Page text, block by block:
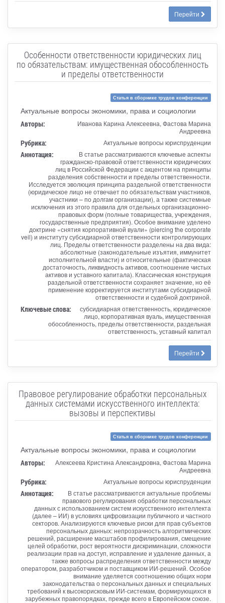
Перейти
Особенности ответственности юридических лиц
по обязательствам: имущественная обособленность
и пределы ответственности
Статья в сборнике трудов конференции
Актуальные вопросы экономики, права и социологии
Авторы:
Иванова Карина Алексеевна, Фастова Марина
Андреевна
Рубрика: Актуальные вопросы юриспруденции
Аннотация:
В статье рассматриваются ключевые аспекты
гражданско-правовой ответственности юридических
лиц в Российской Федерации с акцентом на принципы
разделения собственности и пределы ответственности.
Исследуется эволюция принципа раздельной ответственности
(юридическое лицо не отвечает по обязательствам участников,
участники – по долгам организации), а также системные
исключения из этого правила для отдельных организационно-
правовых форм (полные товарищества, учреждения,
государственные предприятия). Особое внимание уделено
доктрине «снятия корпоративной вуали» (piercing the corporate
veil) и институту субсидиарной ответственности контролирующих
лиц. Пределы ответственности разделены на два вида:
абсолютные (законодательные изъятия, иммунитет
исполнительной власти) и относительные (фактическая
достаточность, ликвидность активов, соотношение чистых
активов и уставного капитала). Классическая конструкция
раздельной ответственности сохраняет значение, но её
применение корректируется институтами субсидиарной
ответственности и судебной доктриной.
Ключевые слова:
субсидиарная ответственность, юридическое
лицо, корпоративная вуаль, имущественная
обособленность, пределы ответственности, раздельная
ответственность, уставный капитал
Перейти
Правовое регулирование обработки персональных
данных системами искусственного интеллекта:
вызовы и перспективы
Статья в сборнике трудов конференции
Актуальные вопросы экономики, права и социологии
Авторы:
Алексеева Кристина Александровна, Фастова Марина
Андреевна
Рубрика: Актуальные вопросы юриспруденции
Аннотация:
В статье рассматриваются актуальные проблемы
правового регулирования обработки персональных
данных с использованием систем искусственного интеллекта
(далее – ИИ) в условиях цифровизации публичного и частного
секторов. Анализируются ключевые риски для прав субъектов
персональных данных: непрозрачность алгоритмических
решений, расширение масштабов профилирования, смещение
целей обработки, рост вероятности дискриминации, сложности
реализации прав на доступ, исправление и удаление данных, а
также вопросы распределения ответственности между
оператором, разработчиком и поставщиком ИИ-решений. Особое
внимание уделяется соотношению общих норм
законодательства о персональных данных и специальных
требований к высокорисковым ИИ-системам, формирующихся в
зарубежных правопорядках, прежде всего в Европейском союзе.